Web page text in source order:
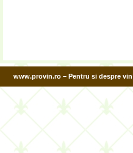
www.provin.ro – Pentru si despre